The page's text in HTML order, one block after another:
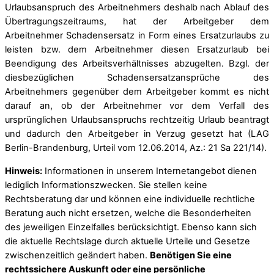
Urlaubsanspruch des Arbeitnehmers deshalb nach Ablauf des
Übertragungszeitraums, hat der Arbeitgeber dem
Arbeitnehmer Schadensersatz in Form eines Ersatzurlaubs zu
leisten bzw. dem Arbeitnehmer diesen Ersatzurlaub bei
Beendigung des Arbeitsverhältnisses abzugelten. Bzgl. der
diesbezüglichen Schadensersatzansprüche des
Arbeitnehmers gegenüber dem Arbeitgeber kommt es nicht
darauf an, ob der Arbeitnehmer vor dem Verfall des
ursprünglichen Urlaubsanspruchs rechtzeitig Urlaub beantragt
und dadurch den Arbeitgeber in Verzug gesetzt hat (LAG
Berlin-Brandenburg, Urteil vom 12.06.2014, Az.: 21 Sa 221/14).
Hinweis: Informationen in unserem Internetangebot dienen
lediglich Informationszwecken. Sie stellen keine
Rechtsberatung dar und können eine individuelle rechtliche
Beratung auch nicht ersetzen, welche die Besonderheiten
des jeweiligen Einzelfalles berücksichtigt. Ebenso kann sich
die aktuelle Rechtslage durch aktuelle Urteile und Gesetze
zwischenzeitlich geändert haben. Benötigen Sie eine
rechtssichere Auskunft oder eine persönliche